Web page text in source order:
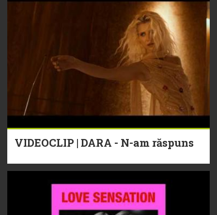
VIDEOCLIP | DARA - N-am răspuns